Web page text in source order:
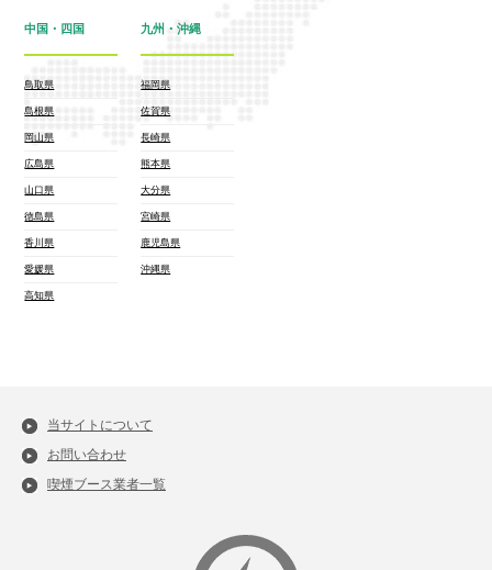
中国・四国
鳥取県
島根県
岡山県
広島県
山口県
徳島県
香川県
愛媛県
高知県
九州・沖縄
福岡県
佐賀県
長崎県
熊本県
大分県
宮崎県
鹿児島県
沖縄県
当サイトについて
お問い合わせ
喫煙ブース業者一覧